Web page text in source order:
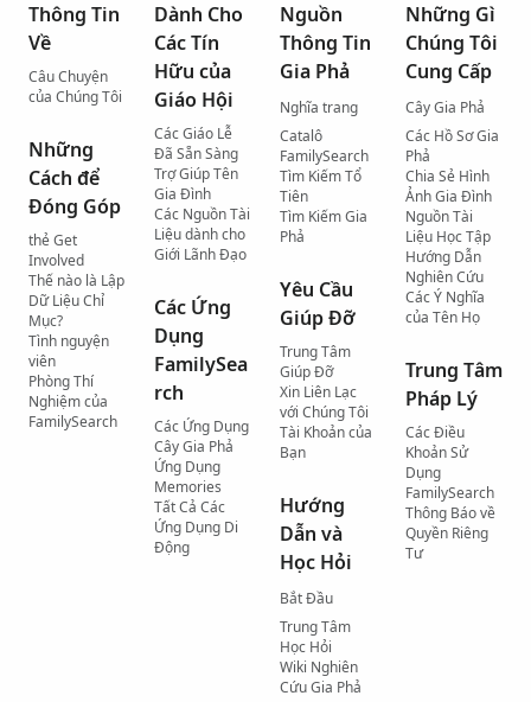
Thông Tin
Về
Câu Chuyện
của Chúng Tôi
Những
Cách để
Đóng Góp
thẻ Get
Involved
Thế nào là Lập
Dữ Liệu Chỉ
Mục?
Tình nguyện
viên
Phòng Thí
Nghiệm của
FamilySearch
Dành Cho
Các Tín
Hữu của
Giáo Hội
Các Giáo Lễ
Đã Sẵn Sàng
Trợ Giúp Tên
Gia Đình
Các Nguồn Tài
Liệu dành cho
Giới Lãnh Đạo
Các Ứng
Dụng
FamilySea
rch
Các Ứng Dụng
Cây Gia Phả
Ứng Dụng
Memories
Tất Cả Các
Ứng Dụng Di
Động
Nguồn
Thông Tin
Gia Phả
Nghĩa trang
Catalô
FamilySearch
Tìm Kiếm Tổ
Tiên
Tìm Kiếm Gia
Phả
Yêu Cầu
Giúp Đỡ
Trung Tâm
Giúp Đỡ
Xin Liên Lạc
với Chúng Tôi
Tài Khoản của
Bạn
Hướng
Dẫn và
Học Hỏi
Bắt Đầu
Trung Tâm
Học Hỏi
Wiki Nghiên
Cứu Gia Phả
Những Gì
Chúng Tôi
Cung Cấp
Cây Gia Phả
Các Hồ Sơ Gia
Phả
Chia Sẻ Hình
Ảnh Gia Đình
Nguồn Tài
Liệu Học Tập
Hướng Dẫn
Nghiên Cứu
Các Ý Nghĩa
của Tên Họ
Trung Tâm
Pháp Lý
Các Điều
Khoản Sử
Dụng
FamilySearch
Thông Báo về
Quyền Riêng
Tư